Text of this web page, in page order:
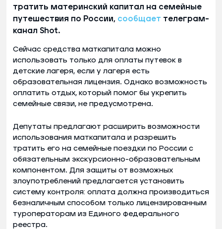
тратить материнский капитал на семейные
путешествия по России, сообщает телеграм-
канал Shot.
Сейчас средства маткапитала можно
использовать только для оплаты путевок в
детские лагеря, если у лагеря есть
образовательная лицензия. Однако возможность
оплатить отдых, который помог бы укрепить
семейные связи, не предусмотрена.
Депутаты предлагают расширить возможности
использования маткапитала и разрешить
тратить его на семейные поездки по России с
обязательным экскурсионно-образовательным
компонентом. Для защиты от возможных
злоупотреблений предлагается установить
систему контроля: оплата должна производиться
безналичным способом только лицензированным
туроператорам из Единого федерального
реестра.